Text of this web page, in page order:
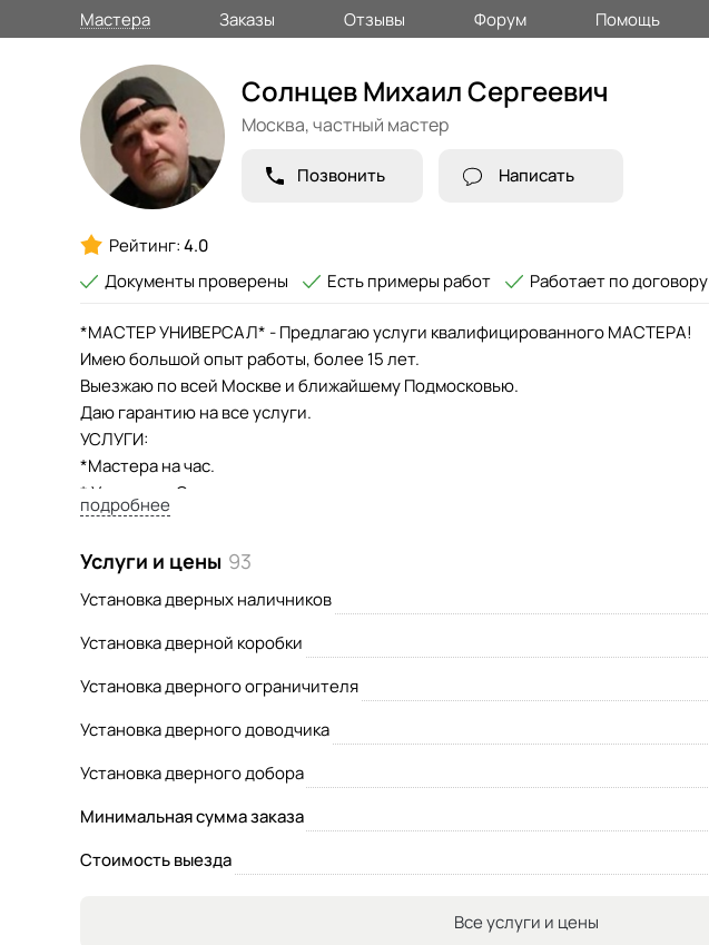
Мастера Заказы Отзывы Форум Помощь
Солнцев Михаил Сергеевич
Москва,частный мастер
Позвонить Написать
Рейтинг:4.0
Документы проверены
Есть примеры работ Работает по договору
*МАСТЕР УНИВЕРСАЛ* - Предлагаю услуги квалифицированного МАСТЕРА!
Имею большой опыт работы, более 15 лет.
Выезжаю по всей Москве и ближайшему Подмосковью.
Даю гарантию на все услуги.
УСЛУГИ:
*Мастера на час.
* Установка Сантехники.
* Сборка любой мебели.
* Электрика.
* Установка видеонаблюдения.
* Настройка и подключение WI - FI роутеров.
* Установка ПО.
подробнее
Услуги и цены 93
Установка дверных наличников
Установка дверной коробки
Установка дверного ограничителя
Установка дверного доводчика
Установка дверного добора
Минимальная сумма заказа
Стоимость выезда
Все услуги и цены